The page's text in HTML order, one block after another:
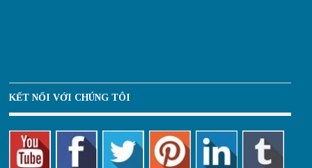
KẾT NỐI VỚI CHÚNG TÔI